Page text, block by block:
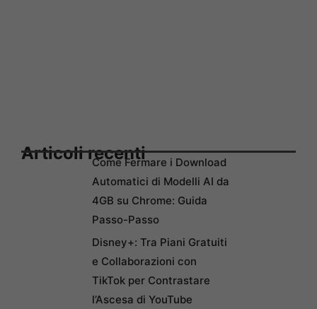
Articoli recentiCome Fermare i Download
Automatici di Modelli AI da
4GB su Chrome: Guida
Passo-Passo
Disney+: Tra Piani Gratuiti
e Collaborazioni con
TikTok per Contrastare
l’Ascesa di YouTube